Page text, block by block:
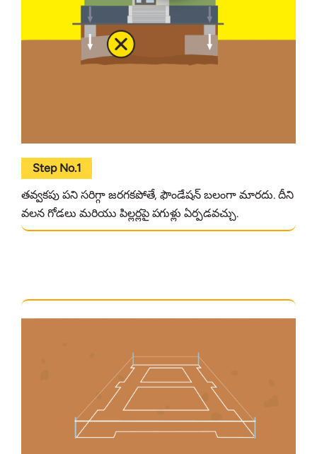
Step No.1
తవ్వకపు పని సరిగ్గా జరగకపోతే, ఫౌండేషన్ బలంగా మారదు. దీని
వలన గోడలు మరియు పిల్లర్లపై పగుళ్లు ఏర్పడవచ్చు.